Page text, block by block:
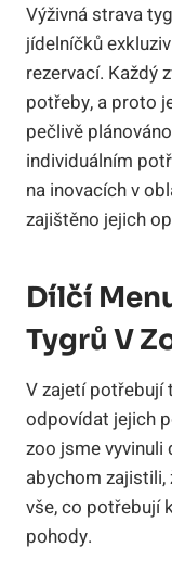
Výživná strava
jídelníčků
rezervací. Každý
potřeby, a proto
pečlivě
individuálním
na inovacích v
zajištěno jejich
Dílčí
Tygrů V
V zajetí potřebují
odpovídat jejich
zoo jsme vyvinuli
abychom
vše, co potřebují
pohody.